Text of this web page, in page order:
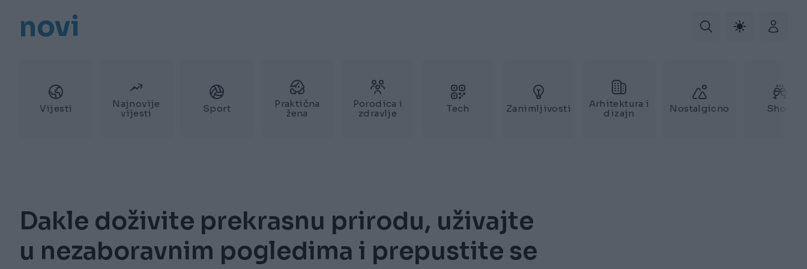
novi
Vijesti
Najnovije
vijesti
Sport
Praktična
žena
Porodica i
zdravlje
Tech Zanimljivosti
Arhitektura i
dizajn
Nostalgicno Show
Dakle doživite prekrasnu prirodu, uživajte
u nezaboravnim pogledima i prepustite se